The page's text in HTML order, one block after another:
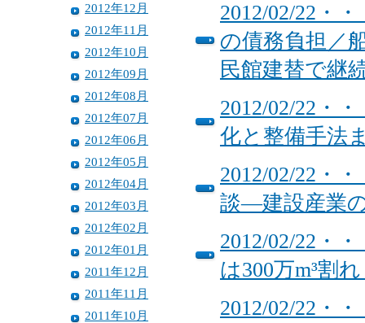
2012年12月
2012年11月
2012年10月
2012年09月
2012年08月
2012年07月
2012年06月
2012年05月
2012年04月
2012年03月
2012年02月
2012年01月
2011年12月
2011年11月
2011年10月
2012/02/22・
の債務負担／
民館建替で継
2012/02/22・
化と整備手
2012/02/22・
談―建設産業
2012/02/22・
は300万m³割
2012/02/22・